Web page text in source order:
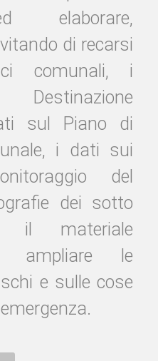
elaborare,
di recarsi
comunali, i
sul Piano di
i dati sui
del
dei sotto
il materiale
ampliare le
e sulle cose